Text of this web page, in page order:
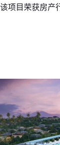
该项目荣获房产